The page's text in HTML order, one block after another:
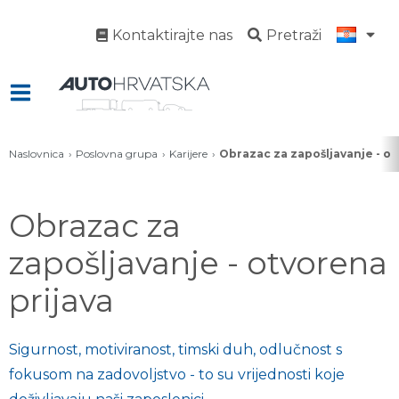
Kontaktirajte nas Pretraži
Naslovnica Poslovna grupa Karijere Obrazac za zapošljavanje -
Obrazac za
zapošljavanje - otvorena
prijava
Sigurnost, motiviranost, timski duh, odlučnost s
fokusom na zadovoljstvo - to su vrijednosti koje